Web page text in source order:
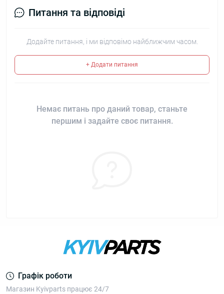
Питання та відповіді
Додайте питання, і ми відповімо найближчим часом.
+ Додати питання
Немає питань про даний товар, станьте
першим і задайте своє питання.
Графік роботи
Магазин Kyivparts працює 24/7